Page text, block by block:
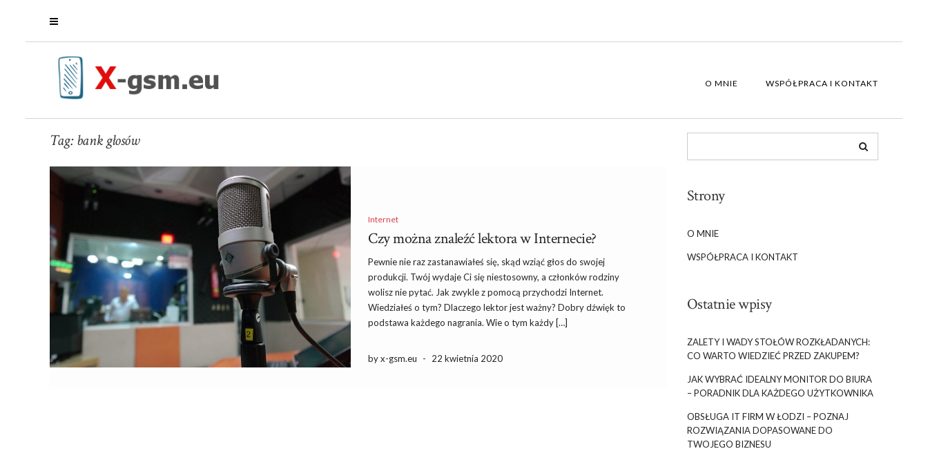
O MNIE WSPÓŁPRACA I KONTAKT
Tag:bank głosów
Internet
Czy można znaleźć lektora w Internecie?
Pewnie nie raz zastanawiałeś się, skąd wziąć głos do swojej
produkcji. Twój wydaje Ci się niestosowny, a członków rodziny
wolisz nie pytać. Jak zwykle z pomocą przychodzi Internet.
Wiedziałeś o tym? Dlaczego lektor jest ważny? Dobry dźwięk to
podstawa każdego nagrania. Wie o tym każdy […]
by x-gsm.eu - 22 kwietnia 2020
Strony
O MNIE
WSPÓŁPRACA I KONTAKT
Ostatnie wpisy
ZALETY I WADY STOŁÓW ROZKŁADANYCH:
CO WARTO WIEDZIEĆ PRZED ZAKUPEM?
JAK WYBRAĆ IDEALNY MONITOR DO BIURA
– PORADNIK DLA KAŻDEGO UŻYTKOWNIKA
OBSŁUGA IT FIRM W ŁODZI – POZNAJ
ROZWIĄZANIA DOPASOWANE DO
TWOJEGO BIZNESU